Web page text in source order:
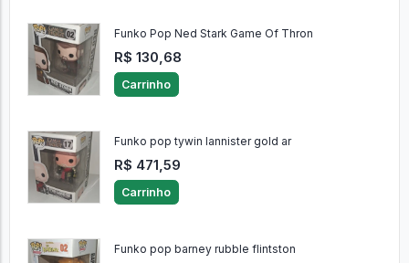
Funko Pop Ned Stark Game Of Thron
R$ 130,68
Carrinho
Funko pop tywin lannister gold ar
R$ 471,59
Carrinho
Funko pop barney rubble flintston